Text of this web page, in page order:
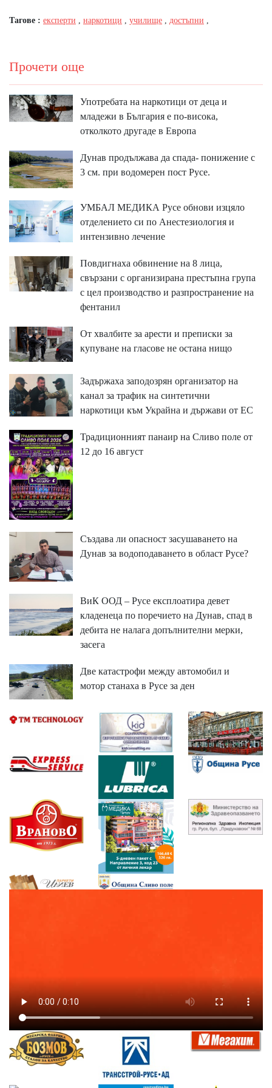
Тагове : експерти наркотици училище достъпни
Прочети още
Употребата на наркотици от деца и
младежи в България е по-висока,
отколкото другаде в Европа
Дунав продължава да спада- понижение с
3 см. при водомерен пост Русе.
УМБАЛ МЕДИКА Русе обнови изцяло
отделението си по Анестезиология и
интензивно лечение
Повдигнаха обвинение на 8 лица,
свързани с организирана престъпна група
с цел производство и разпространение на
фентанил
От хвалбите за арести и преписки за
купуване на гласове не остана нищо
Задържаха заподозрян организатор на
канал за трафик на синтетични
наркотици към Украйна и държави от ЕС
Традиционният панаир на Сливо поле от
12 до 16 август
Създава ли опасност засушаването на
Дунав за водоподаването в област Русе?
ВиК ООД – Русе експлоатира девет
кладенеца по поречието на Дунав, спад в
дебита не налага допълнителни мерки,
засега
Две катастрофи между автомобил и
мотор станаха в Русе за ден